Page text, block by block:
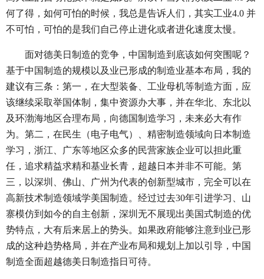
何了得，如何可怕的时候，我总是告诉人们，其实工业4.0 并
不可怕，可怕的是我们自己停止进化或者进化速度太慢。
面对德美日制造的竞争，中国制造到底该如何突围呢？
基于中国制造的规模以及业已形成的制造业基本布局，我的
建议有三条：第一，在大型装备、工业母机等制造方面，应
该继续采取举国体制，集中资源办大事，并在华北、东北以
及环渤海地区合理布局，向德国制造学习，未来必大有作
为。第二，在民生（电子电气）、精密制造领域向日本制造
学习，浙江、广东等地区众多的民营家族企业可以担此重
任，追求精益求精和基业长青，超越日本并非不可能。第
三，以深圳、佛山、广州为代表的创新型城市，完全可以在
高新技术制造领域学美国制造。经过过去30年引进学习、山
寨模仿到如今的自主创新，深圳无不展现出美国式制造的优
势特点，大有后来居上的势头。如果政府能够注意到业已形
成的这种趋势格局，并在产业布局和规划上加以引导，中国
制造全面超越德美日制造指日可待。